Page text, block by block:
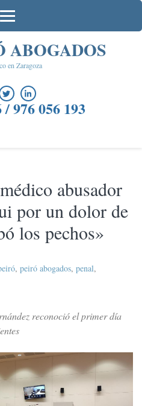
ABOGADOS
en Zaragoza
976 056 193
abusador
por un dolor de
los pechos»
, peiró abogados, penal,
reconoció el primer día